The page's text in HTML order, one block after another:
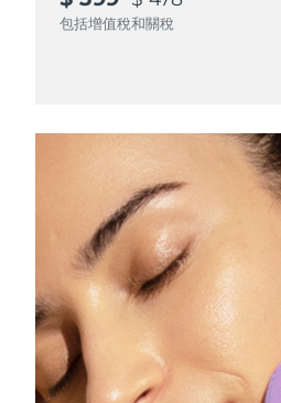
包括增值稅和關稅
包括增值稅和關稅
包括增值稅和關稅
中國澳門特別行政區
馬爾他
荷蘭
紐西蘭
挪威